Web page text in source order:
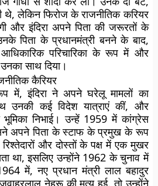
थे, लेकिन फिरोज के राजनीतिक करियर
इंदिरा अपने पिता की जरूरतों के
पिता के प्रधानमंत्री बनने के बाद,
परिचारिका के रूप में और
साथ दिया।
कैरियर
में, इंदिरा ने अपने घरेलू मामलों का
उनकी कई विदेश यात्राएं कीं, और
भूमिका निभाई। उन्हें 1959 में कांग्रेस
अपने पिता के स्टाफ के प्रमुख के रूप
और दोस्तों के पक्ष में एक मुखर
था, इसलिए उन्होंने 1962 के चुनाव में
में, नए प्रधान मंत्री लाल बहादुर
नेहरू की मृत्यु हुई, तो उन्होंने